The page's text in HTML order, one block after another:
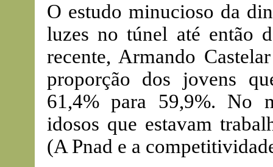
O estudo minucioso da
luzes no túnel até então
recente, Armando
proporção dos jovens
61,4% para 59,9%. No
idosos que estavam
(A Pnad e a